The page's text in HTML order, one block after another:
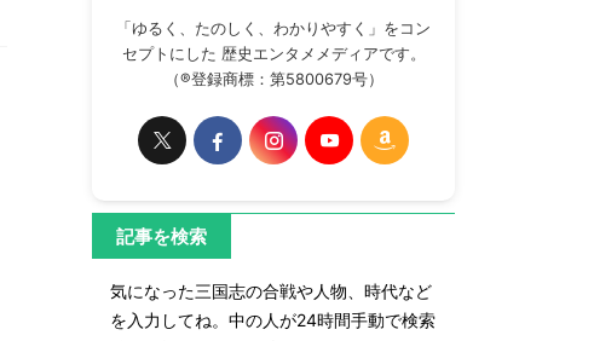
「ゆるく、たのしく、わかりやすく」をコン
セプトにした 歴史エンタメメディアです。
（®登録商標：第5800679号）
記事を検索
気になった三国志の合戦や人物、時代など
を入力してね。中の人が24時間手動で検索